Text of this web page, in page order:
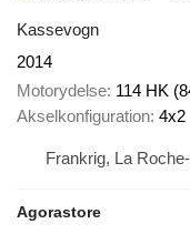
Kassevogn
2014
Motorydelse 114 HK
Akselkonfiguration 4x2
Frankrig, La
Agorastore